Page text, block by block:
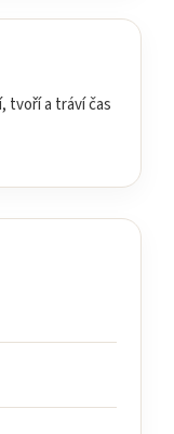
tvoří a tráví čas